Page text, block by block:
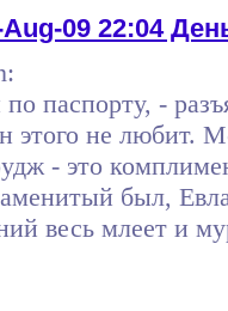
09 22:04
паспорту, -
этого не любит.
- это
был,
весь млеет и